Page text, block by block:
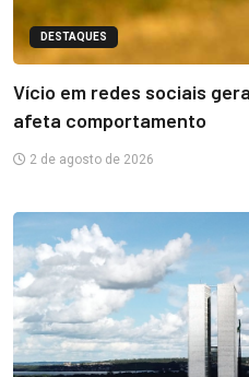
DESTAQUES
Vício em redes sociais
afeta comportamento
2 de agosto de 2026